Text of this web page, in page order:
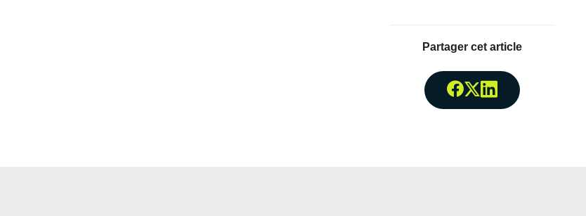
Partager cet article
Partager
Partager
Partager